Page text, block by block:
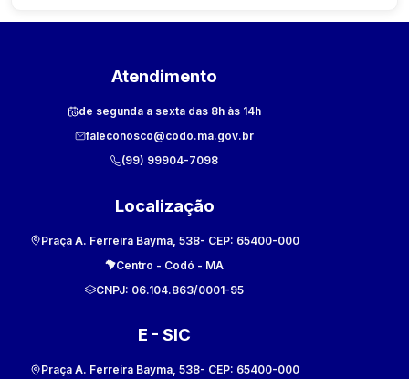
Atendimento
de segunda a sexta das 8h às 14h
faleconosco@codo.ma.gov.br
(99) 99904-7098
Localização
Praça A. Ferreira Bayma, 538- CEP: 65400-000
Centro - Codó - MA
CNPJ: 06.104.863/0001-95
E - SIC
Praça A. Ferreira Bayma, 538- CEP: 65400-000